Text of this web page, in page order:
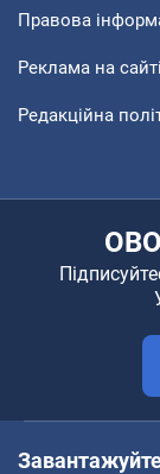
Правова
Реклама на сайті
Редакційна